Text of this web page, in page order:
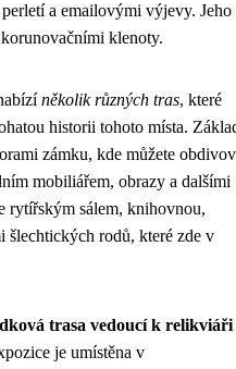
a emailovými výjevy. Jeho
klenoty.
několik různých tras, které
historii tohoto místa.
zámku, kde můžete
mobiliářem, obrazy a dalšími
rytířským sálem, knihovnou,
rodů, které zde v
trasa vedoucí k relikviáři
je umístěna v